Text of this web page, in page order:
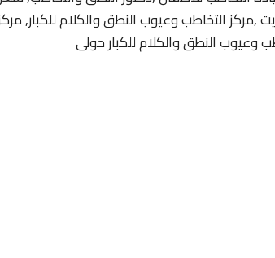
,مركز التخاطب وعيوب النطق والكلام للكبار,
وعيوب النطق والكلام للكبار حولى